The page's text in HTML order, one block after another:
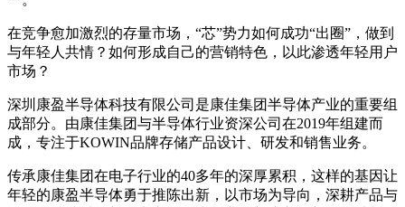
在竞争愈加激烈的存量市场，“芯”势力如何成功“出圈”，做到
与年轻人共情？如何形成自己的营销特色，以此渗透年轻用户
市场？
深圳康盈半导体科技有限公司是康佳集团半导体产业的重要组
成部分。由康佳集团与半导体行业资深公司在2019年组建而
成，专注于KOWIN品牌存储产品设计、研发和销售业务。
传承康佳集团在电子行业的40多年的深厚累积，这样的基因让
年轻的康盈半导体勇于推陈出新，以市场为导向，深耕产品与